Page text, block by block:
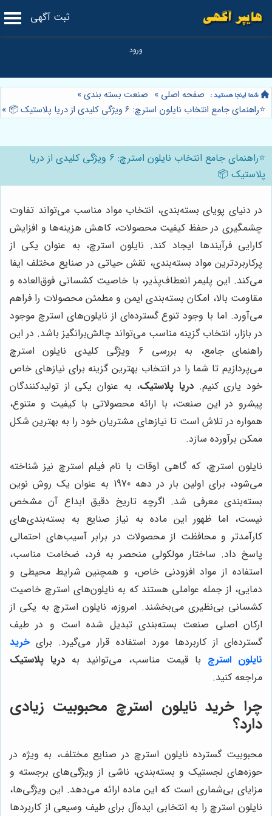
ثبت آگهی
صفحه اصلی » صنعت بسته بندی»
⭐️راهنمای جامع انتخاب نایلون استرچ: 6 ویژگی کلیدی از دریا پلاستیک 📦
»
⭐️راهنمای جامع انتخاب نایلون استرچ: 6 ویژگی کلیدی از دریا
پلاستیک 📦
در دنیای پویای بسته‌بندی، انتخاب مواد مناسب می‌تواند تفاوت
چشمگیری در حفظ کیفیت محصولات، کاهش هزینه‌ها و افزایش
کارایی فرآیندها ایجاد کند. نایلون استرچ، به عنوان یکی از
پرکاربردترین مواد بسته‌بندی، نقش حیاتی در صنایع مختلف ایفا
می‌کند. این پلیمر انعطاف‌پذیر، با خاصیت کشسانی فوق‌العاده و
مقاومت بالا، امکان بسته‌بندی ایمن و مطمئن محصولات را فراهم
می‌آورد. اما با وجود تنوع گسترده‌ای از نایلون‌های استرچ موجود
در بازار، انتخاب گزینه مناسب می‌تواند چالش‌برانگیز باشد. در این
راهنمای جامع، به بررسی 6 ویژگی کلیدی نایلون استرچ
می‌پردازیم تا شما را در انتخاب بهترین گزینه برای نیازهای خاص
خود یاری کنیم. دریا پلاستیک، به عنوان یکی از تولیدکنندگان
پیشرو در این صنعت، با ارائه محصولاتی با کیفیت و متنوع،
همواره در تلاش است تا نیازهای مشتریان خود را به بهترین شکل
ممکن برآورده سازد.
نایلون استرچ، که گاهی اوقات با نام فیلم استرچ نیز شناخته
می‌شود، برای اولین بار در دهه 1970 به عنوان یک روش نوین
بسته‌بندی معرفی شد. اگرچه تاریخ دقیق ابداع آن مشخص
نیست، اما ظهور این ماده به نیاز صنایع به بسته‌بندی‌های
کارآمدتر و محافظت از محصولات در برابر آسیب‌های احتمالی
پاسخ داد. ساختار مولکولی منحصر به فرد، ضخامت مناسب،
استفاده از مواد افزودنی خاص، و همچنین شرایط محیطی و
دمایی، از جمله عواملی هستند که به نایلون‌های استرچ خاصیت
کشسانی بی‌نظیری می‌بخشند. امروزه، نایلون استرچ به یکی از
ارکان اصلی صنعت بسته‌بندی تبدیل شده است و در طیف
گسترده‌ای از کاربردها مورد استفاده قرار می‌گیرد. برای خرید
نایلون استرچ با قیمت مناسب، می‌توانید به دریا پلاستیک
مراجعه کنید.
چرا خرید نایلون استرچ محبوبیت زیادی
دارد؟
محبوبیت گسترده نایلون استرچ در صنایع مختلف، به ویژه در
حوزه‌های لجستیک و بسته‌بندی، ناشی از ویژگی‌های برجسته و
مزایای بی‌شماری است که این ماده ارائه می‌دهد. این ویژگی‌ها،
نایلون استرچ را به انتخابی ایده‌آل برای طیف وسیعی از کاربردها